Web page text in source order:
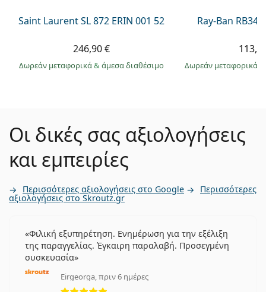
Saint Laurent SL 872 ERIN 001 52
246,90 €
Δωρεάν μεταφορικά& άμεσα διαθέσιμο
Ray-Ban
Δωρεάν μεταφορικά
Οι δικές σας αξιολογήσεις
και εμπειρίες
Περισσότερες αξιολογήσεις στο Google Περισσότερες
αξιολογήσεις στο Skroutz.gr
Φιλική εξυπηρέτηση. Ενημέρωση για την εξέλιξη
της παραγγελίας. Έγκαιρη παραλαβή. Προσεγμένη
συσκευασία
Eirgeorga, πριν 6 ημέρες
5 αξιολογήσεις από 5